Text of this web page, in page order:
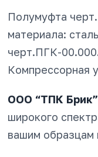
Полумуфта
материала:
черт.ПГК-
Компрессорная
ООО “ТПК Брик”
широкого
вашим